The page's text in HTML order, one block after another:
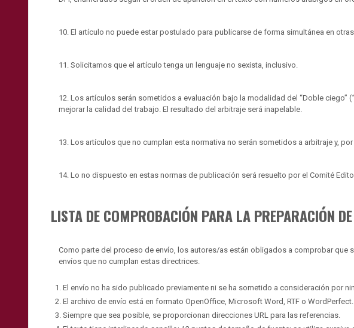
10. El artículo no puede estar postulado para publicarse de forma simultánea en
11. Solicitamos que el artículo tenga un lenguaje no sexista, inclusivo.
12. Los artículos serán sometidos a evaluación bajo la modalidad del “Doble ciego” (
mejorar la calidad del trabajo. El resultado del arbitraje será inapelable.
13. Los artículos que no cumplan esta normativa no serán sometidos a arbitraje y,
14. Lo no dispuesto en estas normas de publicación será resuelto por el Comité
LISTA DE COMPROBACIÓN PARA LA PREPARACIÓN
Como parte del proceso de envío, los autores/as están obligados a comprobar
envíos que no cumplan estas directrices.
El envío no ha sido publicado previamente ni se ha sometido a consideración por
El archivo de envío está en formato OpenOffice, Microsoft Word, RTF o WordPerfect.
Siempre que sea posible, se proporcionan direcciones URL para las referencias.